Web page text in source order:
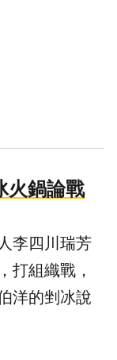
火鍋論戰
李四川瑞芳
打組織戰，
洋的剉冰說